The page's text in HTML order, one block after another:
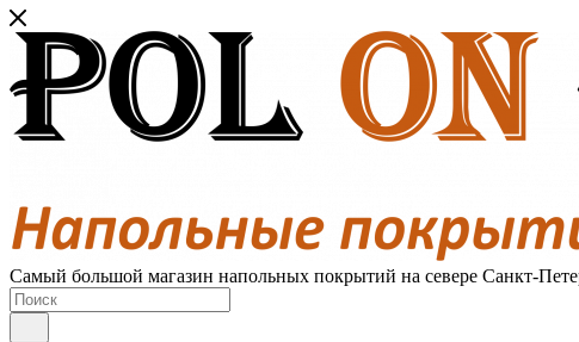
Самый большой магазин напольных покрытий на севере Санкт-